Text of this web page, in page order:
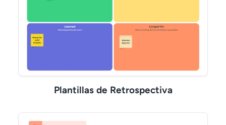
Plantillas de Retrospectiva